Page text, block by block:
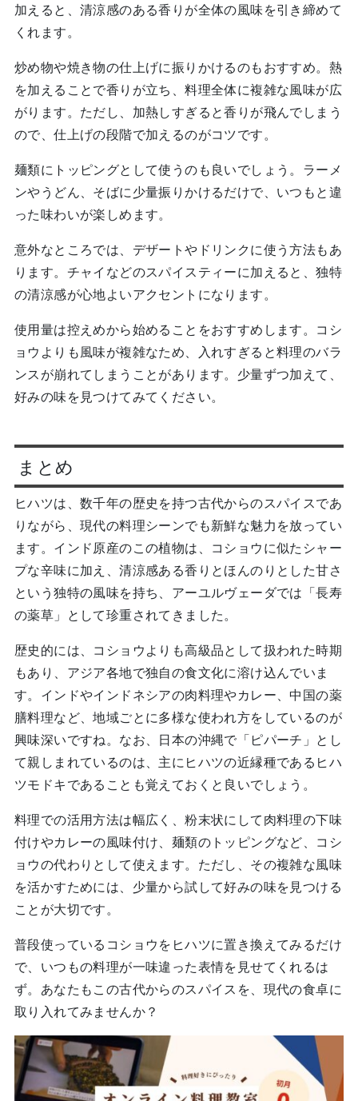
加えると、清涼感のある香りが全体の風味を引き締めて
くれます。
炒め物や焼き物の仕上げに振りかけるのもおすすめ。熱
を加えることで香りが立ち、料理全体に複雑な風味が広
がります。ただし、加熱しすぎると香りが飛んでしまう
ので、仕上げの段階で加えるのがコツです。
麺類にトッピングとして使うのも良いでしょう。ラーメ
ンやうどん、そばに少量振りかけるだけで、いつもと違
った味わいが楽しめます。
意外なところでは、デザートやドリンクに使う方法もあ
ります。チャイなどのスパイスティーに加えると、独特
の清涼感が心地よいアクセントになります。
使用量は控えめから始めることをおすすめします。コシ
ョウよりも風味が複雑なため、入れすぎると料理のバラ
ンスが崩れてしまうことがあります。少量ずつ加えて、
好みの味を見つけてみてください。
まとめ
ヒハツは、数千年の歴史を持つ古代からのスパイスであ
りながら、現代の料理シーンでも新鮮な魅力を放ってい
ます。インド原産のこの植物は、コショウに似たシャー
プな辛味に加え、清涼感ある香りとほんのりとした甘さ
という独特の風味を持ち、アーユルヴェーダでは「長寿
の薬草」として珍重されてきました。
歴史的には、コショウよりも高級品として扱われた時期
もあり、アジア各地で独自の食文化に溶け込んでいま
す。インドやインドネシアの肉料理やカレー、中国の薬
膳料理など、地域ごとに多様な使われ方をしているのが
興味深いですね。なお、日本の沖縄で「ピパーチ」とし
て親しまれているのは、主にヒハツの近縁種であるヒハ
ツモドキであることも覚えておくと良いでしょう。
料理での活用方法は幅広く、粉末状にして肉料理の下味
付けやカレーの風味付け、麺類のトッピングなど、コシ
ョウの代わりとして使えます。ただし、その複雑な風味
を活かすためには、少量から試して好みの味を見つける
ことが大切です。
普段使っているコショウをヒハツに置き換えてみるだけ
で、いつもの料理が一味違った表情を見せてくれるは
ず。あなたもこの古代からのスパイスを、現代の食卓に
取り入れてみませんか？